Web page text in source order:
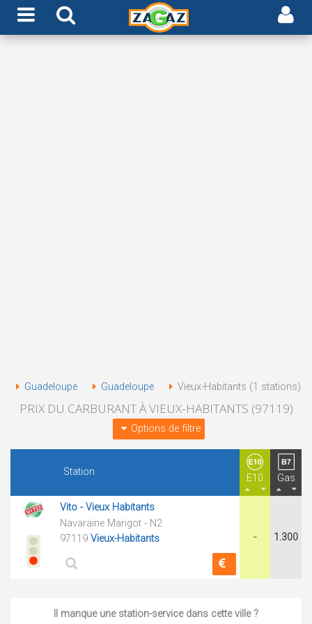
Guadeloupe Guadeloupe Vieux-Habitants (1 stations)
PRIX DU CARBURANT À VIEUX-HABITANTS (97119)
Options de filtre
Station
E10 Gas
Vito - Vieux Habitants
Navaraine Marigot - N2
97119 Vieux-Habitants - 1.300
Il manque une station-service dans cette ville ?